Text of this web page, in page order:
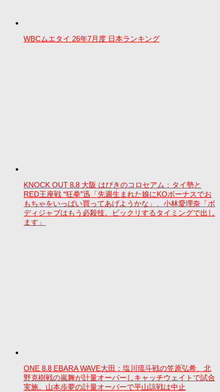
WBCムエタイ 26年7月度 日本ランキング
KNOCK OUT 8.8 大阪 はびきのコロセアム：タイ勢と
RED王座戦 “狂拳”迅「先週生まれた娘にKOボーナスでお
もちゃをいっぱい買ってあげようかな」、小林愛理奈「ボ
ディジャブはもう必殺技。ビックリするタイミングで出し
ます」
ONE 8.8 EBARA WAVE大田：塩川琉斗戦の笠原弘希、北
野克樹戦の嵐舞が計量オーバーしキャッチウェイトで試合
実施。山本歩夢の計量オーバーで平山諒戦は中止